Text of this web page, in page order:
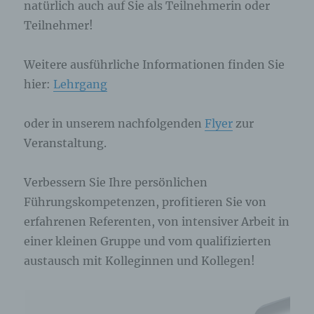
natürlich auch auf Sie als Teilnehmerin oder
Teilnehmer!
Weitere ausführliche Informationen finden Sie
hier: Lehrgang
oder in unserem nachfolgendenFlyer zur
Veranstaltung.
Verbessern Sie Ihre persönlichen
Führungskompetenzen, profitieren Sie von
erfahrenen Referenten, von intensiver Arbeit in
einer kleinen Gruppe und vom qualifizierten
austausch mit Kolleginnen und Kollegen!
Die betroffene Person kann die Setzung von
genutzten Internetbrowsers verhindern und damit
der Setzung von Cookies dauerhaft
widersprechen. Ferner können bereits gesetzte
andere Softwareprogramme gelöscht werden. Dies
ist in allen gängigen Internetbrowsern möglich.
Deaktiviert die betroffene Person die Setzung von
unter Umständen nicht alle Funktionen unserer
Internetseite vollumfänglich nutzbar.
Erfassung von allgemeinen Daten und
Informationen
Die Internetseite erfasst mit jedem Aufruf der